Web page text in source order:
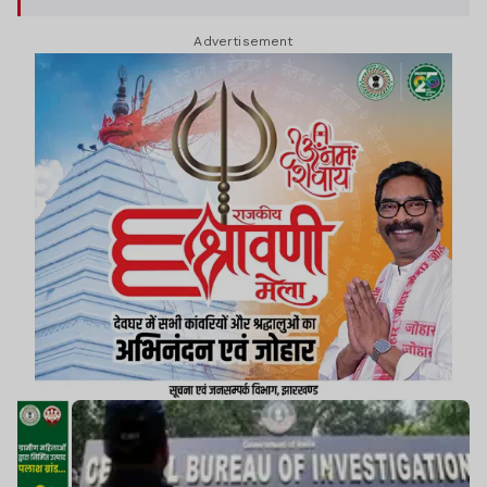
Advertisement